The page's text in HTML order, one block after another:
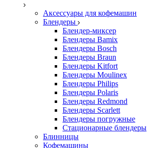
Аксессуары для кофемашин
Блендеры
Блендер-миксер
Блендеры Bamix
Блендеры Bosch
Блендеры Braun
Блендеры Kitfort
Блендеры Moulinex
Блендеры Philips
Блендеры Polaris
Блендеры Redmond
Блендеры Scarlett
Блендеры погружные
Стационарные блендеры
Блинницы
Кофемашины